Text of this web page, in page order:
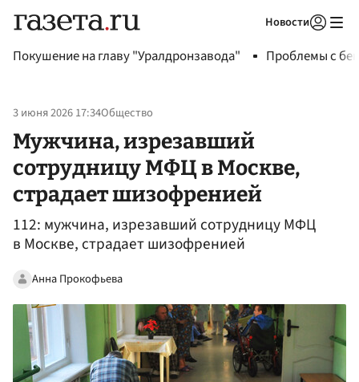
Новости
Покушение на главу "Уралдронзавода" Проблемы с
3 июня 2026 17:34Общество
Мужчина, изрезавший
сотрудницу МФЦ в Москве,
страдает шизофренией
112: мужчина, изрезавший сотрудницу МФЦ
в Москве, страдает шизофренией
Анна Прокофьева